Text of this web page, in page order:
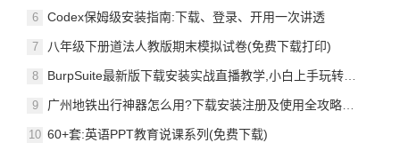
Codex保姆级安装指南:下载、登录、开用一次讲透
八年级下册道法人教版期末模拟试卷(免费下载打印)
BurpSuite最新版下载安装实战直播教学,小白上手玩转抓包神器
广州地铁出行神器怎么用?下载安装注册及使用全攻略来啦!
60+套:英语PPT教育说课系列(免费下载)